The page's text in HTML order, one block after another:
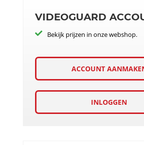
VIDEOGUARD
Bekijk prijzen in onze webshop.
ACCOUNT
INLOGGEN